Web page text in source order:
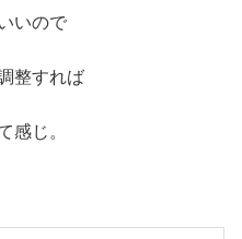
いので
整すれば
感じ。